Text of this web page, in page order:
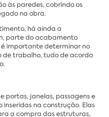
às paredes, cobrindo os
na obra.
há ainda a
parte do acabamento
é importante determinar no
de trabalho, tudo de acordo
portas, janelas, passagens e
na construção. Elas
a compra das estruturas,